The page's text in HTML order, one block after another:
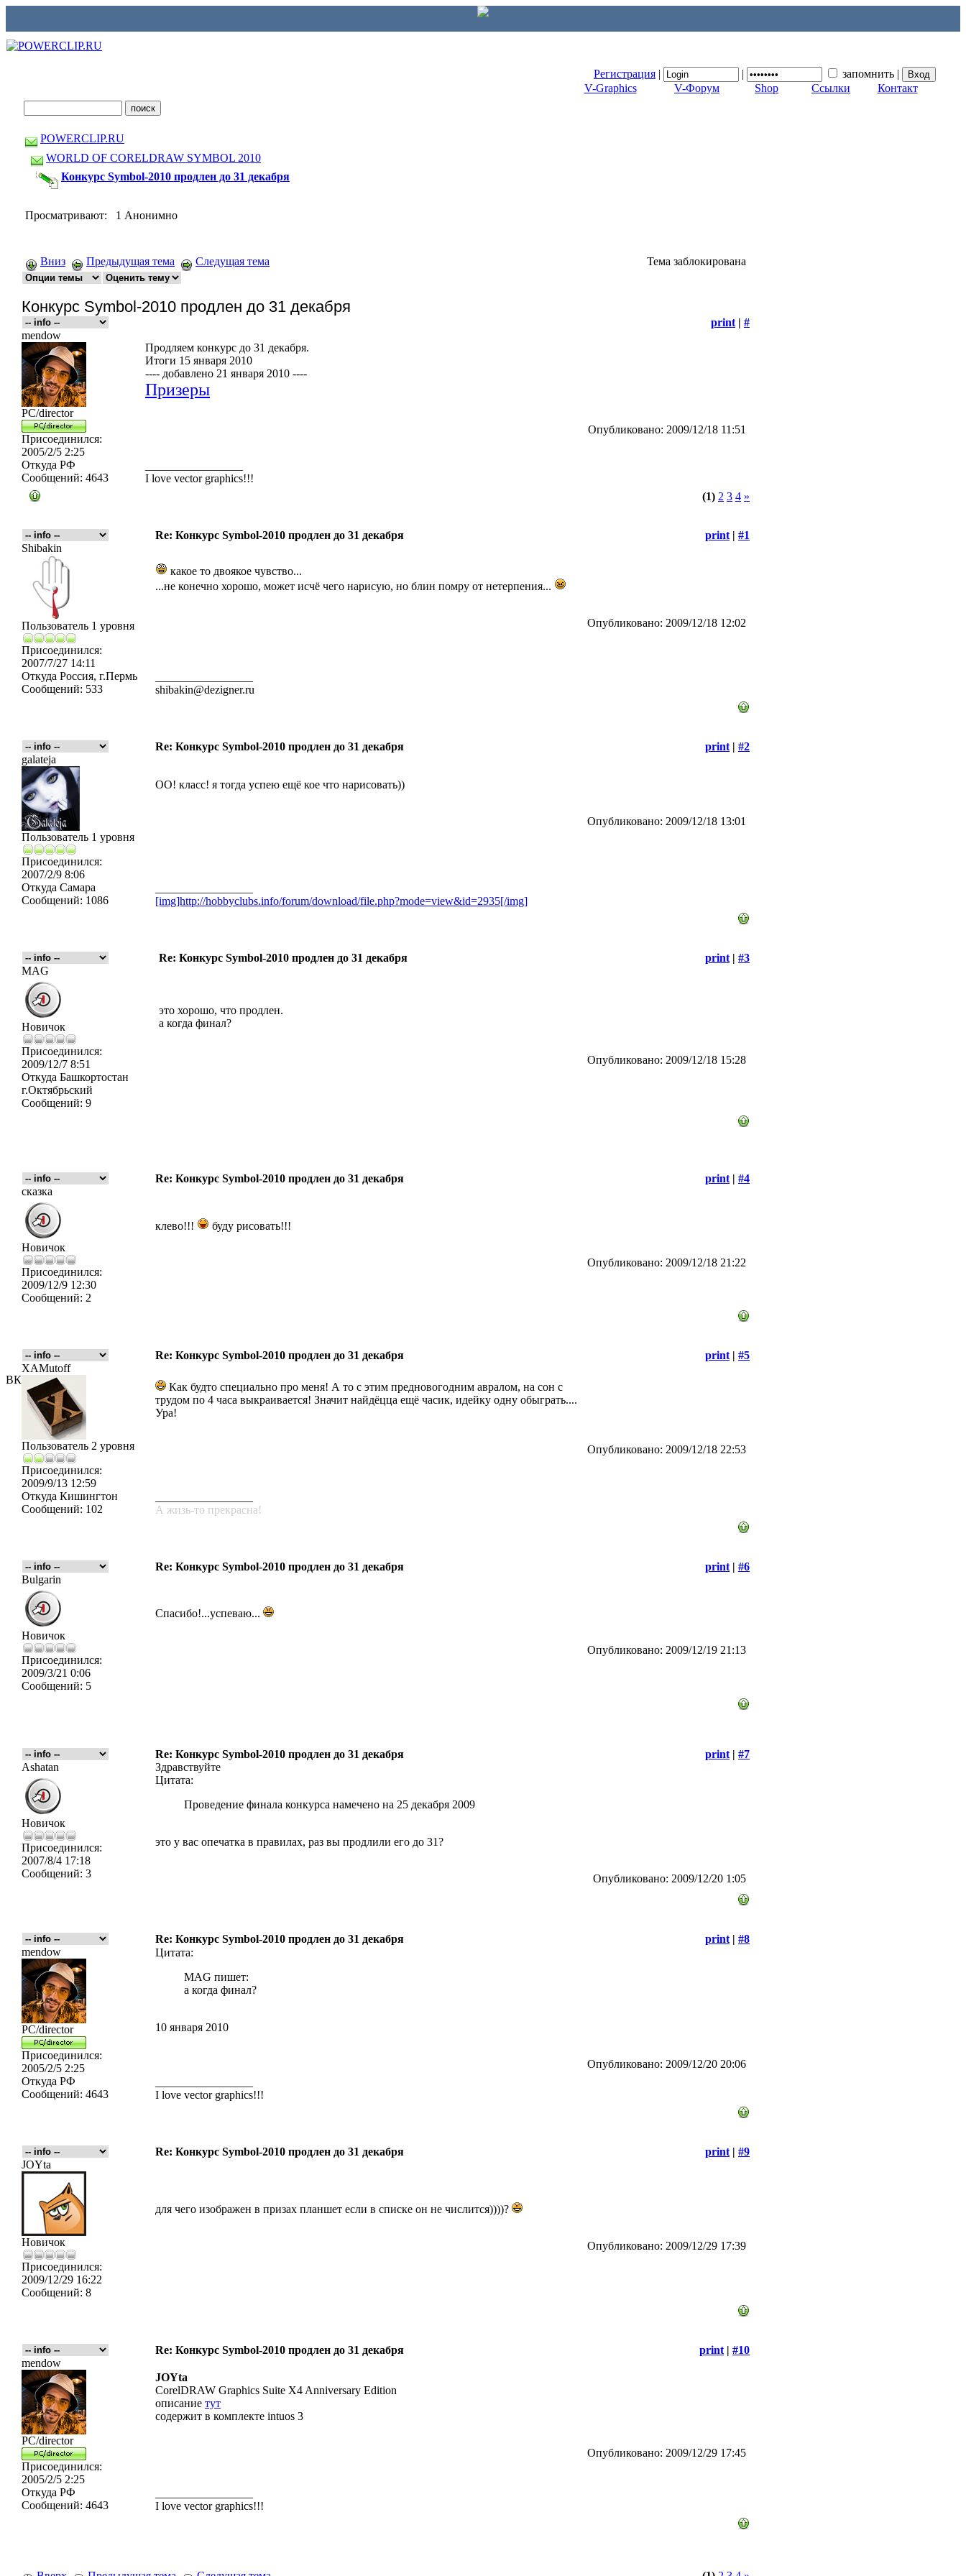
Регистрация | | запомнить |
V-Graphics
V-Форум Shop Ссылки Контакт
ВК
POWERCLIP.RU
WORLD OF CORELDRAW SYMBOL 2010
Конкурс Symbol-2010 продлен до 31 декабря
Просматривают: 1 Анонимно
Вниз Предыдущая тема Следущая тема Тема заблокирована
Конкурс Symbol-2010 продлен до 31 декабря
print | #
mendow
PC/director
Присоединился:
2005/2/5 2:25
Откуда РФ
Сообщений: 4643
Продляем конкурс до 31 декабря.
Итоги 15 января 2010
---- добавлено 21 января 2010 ----
Призеры
Опубликовано: 2009/12/18 11:51
I love vector graphics!!!
(1) 2 3 4 »
Re: Конкурс Symbol-2010 продлен до 31 декабря print | #1
Shibakin
Пользователь 1 уровня
Присоединился:
2007/7/27 14:11
Откуда Россия, г.Пермь
Сообщений: 533
какое то двоякое чувство...
...не конечно хорошо, может исчё чего нарисую, но блин помру от нетерпения...
Опубликовано: 2009/12/18 12:02
shibakin@dezigner.ru
Re: Конкурс Symbol-2010 продлен до 31 декабря print | #2
galateja
Пользователь 1 уровня
Присоединился:
2007/2/9 8:06
Откуда Самара
Сообщений: 1086
ОО! класс! я тогда успею ещё кое что нарисовать))
Опубликовано: 2009/12/18 13:01
[img]http://hobbyclubs.info/forum/download/file.php?mode=view&id=2935[/img]
Re: Конкурс Symbol-2010 продлен до 31 декабря print | #3
MAG
Новичок
Присоединился:
2009/12/7 8:51
Откуда Башкортостан
г.Октябрьский
Сообщений: 9
это хорошо, что продлен.
а когда финал?
Опубликовано: 2009/12/18 15:28
Re: Конкурс Symbol-2010 продлен до 31 декабря print | #4
сказка
Новичок
Присоединился:
2009/12/9 12:30
Сообщений: 2
клево!!! буду рисовать!!!
Опубликовано: 2009/12/18 21:22
Re: Конкурс Symbol-2010 продлен до 31 декабря print | #5
XAMutoff
Пользователь 2 уровня
Присоединился:
2009/9/13 12:59
Откуда Кишингтон
Сообщений: 102
Как будто специально про меня! А то с этим предновогодним авралом, на сон с
трудом по 4 часа выкраивается! Значит найдёцца ещё часик, идейку одну обыграть....
Ура!
Опубликовано: 2009/12/18 22:53
А жизь-то прекрасна!
Re: Конкурс Symbol-2010 продлен до 31 декабря print | #6
Bulgarin
Новичок
Присоединился:
2009/3/21 0:06
Сообщений: 5
Спасибо!...успеваю...
Опубликовано: 2009/12/19 21:13
Re: Конкурс Symbol-2010 продлен до 31 декабря print | #7
Ashatan
Новичок
Присоединился:
2007/8/4 17:18
Сообщений: 3
Здравствуйте
Цитата:
Проведение финала конкурса намечено на 25 декабря 2009
это у вас опечатка в правилах, раз вы продлили его до 31?
Опубликовано: 2009/12/20 1:05
Re: Конкурс Symbol-2010 продлен до 31 декабря print | #8
mendow
PC/director
Присоединился:
2005/2/5 2:25
Откуда РФ
Сообщений: 4643
Цитата:
MAG пишет:
а когда финал?
10 января 2010
Опубликовано: 2009/12/20 20:06
I love vector graphics!!!
Re: Конкурс Symbol-2010 продлен до 31 декабря print | #9
JOYta
Новичок
Присоединился:
2009/12/29 16:22
Сообщений: 8
для чего изображен в призах планшет если в списке он не числится))))?
Опубликовано: 2009/12/29 17:39
Re: Конкурс Symbol-2010 продлен до 31 декабря print | #10
mendow
PC/director
Присоединился:
2005/2/5 2:25
Откуда РФ
Сообщений: 4643
JOYta
CorelDRAW Graphics Suite X4 Anniversary Edition
описание тут
содержит в комплекте intuos 3
Опубликовано: 2009/12/29 17:45
I love vector graphics!!!